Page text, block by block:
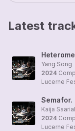
Latest
Yang Song
2024
Kaija
2024